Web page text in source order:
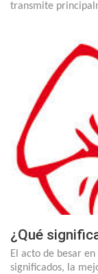
transmite
¿Qué
El acto de besar
significados, la